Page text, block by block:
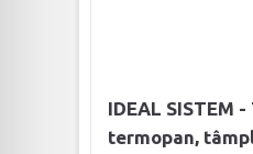
IDEAL SISTEM
termopan,